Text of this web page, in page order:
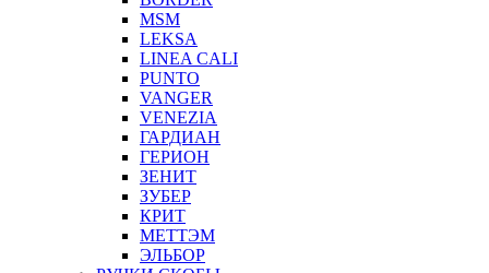
MSM
LEKSA
LINEA CALI
PUNTO
VANGER
VENEZIA
ГАРДИАН
ГЕРИОН
ЗЕНИТ
ЗУБЕР
КРИТ
МЕТТЭМ
ЭЛЬБОР